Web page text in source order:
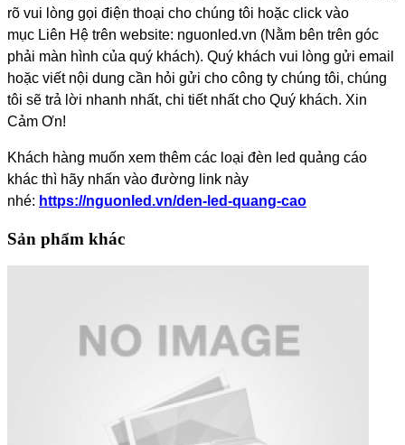
rõ vui lòng gọi điện thoại cho chúng tôi hoặc click vào
mục Liên Hệ trên website: nguonled.vn (Nằm bên trên góc
phải màn hình của quý khách). Quý khách vui lòng gửi email
hoặc viết nội dung cần hỏi gửi cho công ty chúng tôi, chúng
tôi sẽ trả lời nhanh nhất, chi tiết nhất cho Quý khách. Xin
Cảm Ơn!
​Khách hàng muốn xem thêm các loại đèn led quảng cáo
khác thì hãy nhấn vào đường link này
nhé: https://nguonled.vn/den-led-quang-cao
Sản phẩm khác